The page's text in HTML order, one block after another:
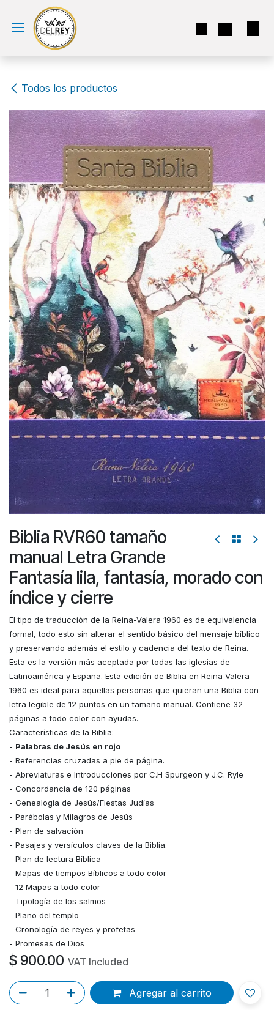
Ir al contenido
Todos los productos
Biblia RVR60 tamaño
manual Letra Grande
Fantasía lila, fantasía, morado con
índice y cierre
El tipo de traducción de la Reina-Valera 1960 es de equivalencia
formal, todo esto sin alterar el sentido básico del mensaje bíblico
y preservando además el estilo y cadencia del texto de Reina.​
Esta es la versión más aceptada por todas las iglesias de
Latinoamérica y España. Esta edición de Biblia en Reina Valera
1960 es ideal para aquellas personas que quieran una Biblia con
letra legible de 12 puntos en un tamaño manual. Contiene 32
páginas a todo color con ayudas.
Características de la Biblia:
- Palabras de Jesús en rojo
- Referencias cruzadas a pie de página.
- Abreviaturas e Introducciones por C.H Spurgeon y J.C. Ryle
- Concordancia de 120 páginas
- Genealogía de Jesús/Fiestas Judías
- Parábolas y Milagros de Jesús
- Plan de salvación
- Pasajes y versículos claves de la Biblia.
- Plan de lectura Bíblica
- Mapas de tiempos Bíblicos a todo color
- 12 Mapas a todo color
- Tipología de los salmos
- Plano del templo
- Cronología de reyes y profetas
- Promesas de Dios
$ 900.00 VAT Included
Agregar al carrito